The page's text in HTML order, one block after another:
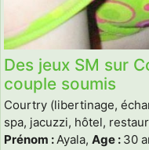
Des jeux SM sur
couple soumis
Courtry (libertinage,
spa, jacuzzi, hôtel,
Prénom :Ayala, Age : 30